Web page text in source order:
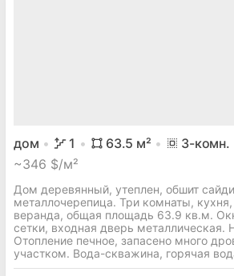
дом 1 63.5 м² 3-комн.
~346 $/м²
Дом деревянный, утеплен, обшит
металлочерепица. Три комнаты,
веранда, общая площадь 63.9 кв.м.
сетки, входная дверь металлическая.
Отопление печное, запасено много
участком. Вода-скважина, горячая